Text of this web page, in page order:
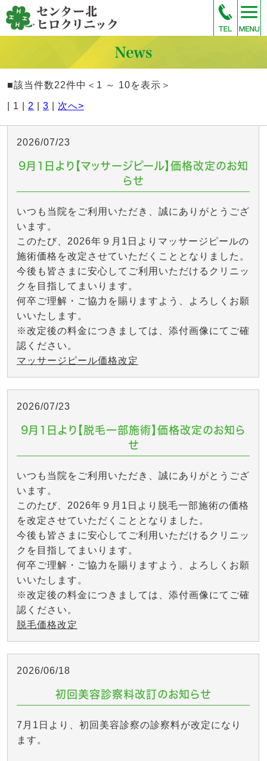
■該当件数22件中＜1 ～ 10を表示＞
| 1 | 2 3 次へ>
2026/07/23
9月1日より【マッサージピール】価格改定のお知
らせ
いつも当院をご利用いただき、誠にありがとうござ
います。
このたび、2026年９月1日よりマッサージピールの
施術価格を改定させていただくこととなりました。
今後も皆さまに安心してご利用いただけるクリニッ
クを目指してまいります。
何卒ご理解・ご協力を賜りますよう、よろしくお願
いいたします。
※改定後の料金につきましては、添付画像にてご確
認ください。
マッサージピール価格改定
2026/07/23
9月1日より【脱毛一部施術】価格改定のお知ら
せ
いつも当院をご利用いただき、誠にありがとうござ
います。
このたび、2026年９月1日より脱毛一部施術の価格
を改定させていただくこととなりました。
今後も皆さまに安心してご利用いただけるクリニッ
クを目指してまいります。
何卒ご理解・ご協力を賜りますよう、よろしくお願
いいたします。
※改定後の料金につきましては、添付画像にてご確
認ください。
脱毛価格改定
2026/06/18
初回美容診察料改訂のお知らせ
7月1日より、初回美容診察の診察料が改定になり
ます。